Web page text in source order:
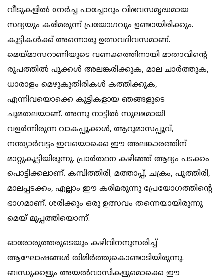
വീടുകളില്‍ നേര്‍ച്ച പാച്ചോറും വിഭവസമൃദ്ധമായ
സദ്യയും കരിമരുന്ന് പ്രയോഗവും ഉണ്ടായിരിക്കും.
കുട്ടികള്‍ക്ക് അന്നൊരു ഉത്സവദിവസമാണ്.
മെയ്മാസറാണിയുടെ വണക്കത്തിനായി മാതാവിന്റെ
രൂപത്തില്‍ പൂക്കള്‍ അലങ്കരിക്കുക, മാല ചാര്‍ത്തുക,
ധാരാളം മെഴുകുതിരികള്‍ കത്തിക്കുക,
എന്നിവയൊക്കെ കുട്ടികളായ ഞങ്ങളുടെ
ചുമതലയാണ്. അന്നു നാട്ടില്‍ സുലഭമായി
വളര്‍ന്നിരുന്ന വാകപ്പൂക്കള്‍, ആറുമാസപ്പൂവ്,
നന്ത്യാര്‍വട്ടം ഇവയൊക്കെ ഈ അലങ്കാരത്തിന്
മാറ്റുകൂട്ടിയിരുന്നു. പ്രാര്‍ത്ഥന കഴിഞ്ഞ് ആദ്യം പടക്കം
പൊട്ടിക്കലാണ്. കമ്പിത്തിരി, മത്താപ്പ്, ചക്രം, പൂത്തിരി,
മാലപ്പടക്കം, എല്ലാം ഈ കരിമരുന്നു പ്രേയോഗത്തിന്റെ
ഭാഗമാണ്. ശരിക്കും ഒരു ഉത്സവം തന്നെയായിരുന്നു
മെയ് മുപ്പത്തിയൊന്ന്.
ഓരോരുത്തരുടെയും കഴിവിനനുസരിച്ച്
ആഘോഷങ്ങള്‍ തിമിര്‍ത്തുകൊണ്ടാടിയിരുന്നു.
ബന്ധുക്കളും അയല്‍വാസികളുമൊക്കെ ഈ